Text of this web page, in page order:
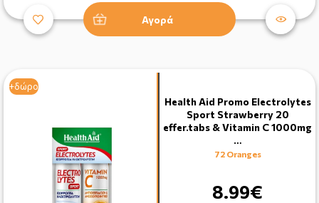
Αγορά
+δώρο
Health Aid Promo Electrolytes
Sport Strawberry 20
effer.tabs & Vitamin C 1000mg
…
72 Oranges
8.99€